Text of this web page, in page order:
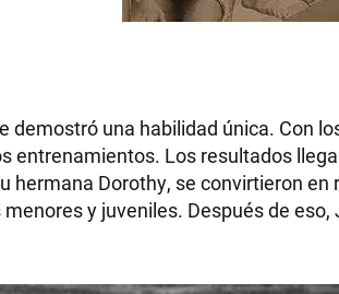
demostró una habilidad única. Con
entrenamientos. Los resultados
hermana Dorothy, se convirtieron
y juveniles. Después de